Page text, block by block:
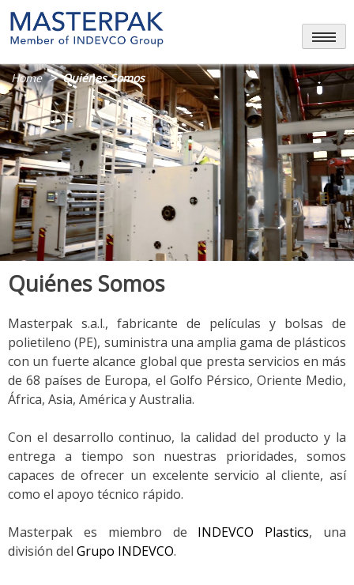
Skip
to
content
Home > Quiénes Somos
Quiénes Somos
Masterpak s.a.l., fabricante de películas y bolsas de
polietileno (PE), suministra una amplia gama de plásticos
con un fuerte alcance global que presta servicios en más
de 68 países de Europa, el Golfo Pérsico, Oriente Medio,
África, Asia, América y Australia.
Con el desarrollo continuo, la calidad del producto y la
entrega a tiempo son nuestras prioridades, somos
capaces de ofrecer un excelente servicio al cliente, así
como el apoyo técnico rápido.
Masterpak es miembro de INDEVCO Plastics, una
división del Grupo INDEVCO.